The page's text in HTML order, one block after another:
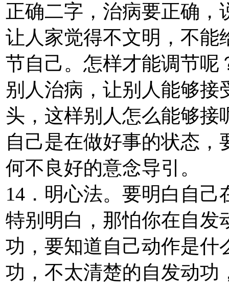
正确二字，治病要正确，
让人家觉得不文明，不能
节自己。怎样才能调节呢
别人治病，让别人能够接
头，这样别人怎么能够接
自己是在做好事的状态
何不良好的意念导引。
14．明心法。要明白自
特别明白，那怕你在自发
功，要知道自己动作是什
功，不太清楚的自发动功